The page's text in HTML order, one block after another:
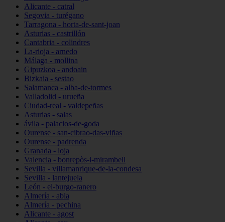
Alicante - catral
Segovia - turégano
Tarragona - horta-de-sant-joan
Asturias - castrillón
Cantabria - colindres
La-rioja - arnedo
Málaga - mollina
Gipuzkoa - andoain
Bizkaia - sestao
Salamanca - alba-de-tormes
Valladolid - urueña
Ciudad-real - valdepeñas
Asturias - salas
ávila - palacios-de-goda
Ourense - san-cibrao-das-viñas
Ourense - padrenda
Granada - loja
Valencia - bonrepòs-i-mirambell
Sevilla - villamanrique-de-la-condesa
Sevilla - lantejuela
León - el-burgo-ranero
Almería - abla
Almería - pechina
Alicante - agost